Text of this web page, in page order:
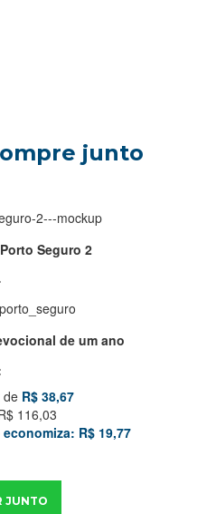
junto
Seguro 2
de um ano
de R$ 38,67
116,03
R$ 19,77
JUNTO